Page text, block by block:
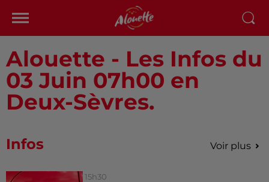
Alouette - Les Infos du
03 Juin 07h00 en
Deux-Sèvres.
Infos Voir plus
15h30